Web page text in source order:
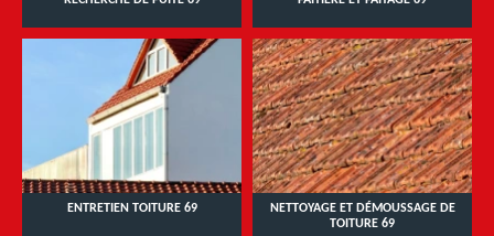
ENTRETIEN TOITURE 69
NETTOYAGE ET DÉMOUSSAGE DE
TOITURE 69